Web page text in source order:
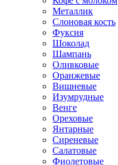
Металлик
Слоновая кость
Фуксия
Шоколад
Шампань
Оливковые
Оранжевые
Вишневые
Изумрудные
Венге
Ореховые
Янтарные
Сиреневые
Салатовые
Фиолетовые